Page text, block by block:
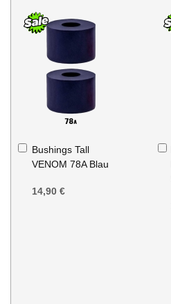
Bushings Tall
VENOM 78A Blau
14,90 €
In
den
Warenkorb